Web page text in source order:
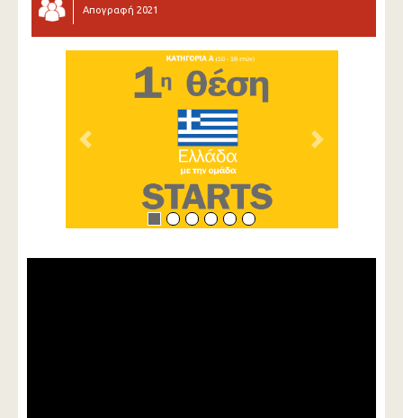
Απογραφή 2021
Previous Next